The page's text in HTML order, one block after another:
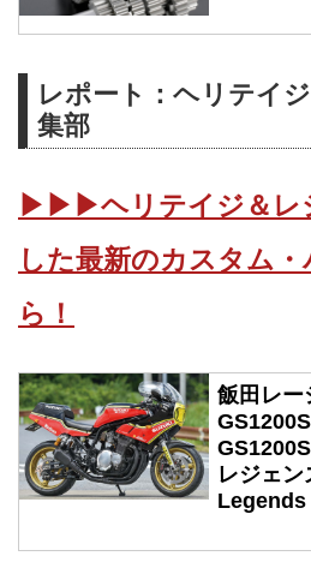
レポート：ヘリテイ
集部
▶▶▶ヘリテイジ＆レ
した最新のカスタム
ら！
飯田レー
レジェ
Legends